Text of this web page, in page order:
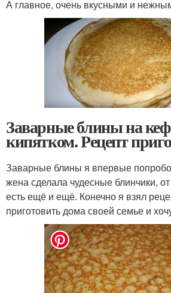
А главное, очень вкусными и
Заварные блины на
кипятком. Рецепт
Заварные блины я впервые
жена сделала чудесные блинчики,
есть ещё и ещё. Конечно я взял
приготовить дома своей семье и